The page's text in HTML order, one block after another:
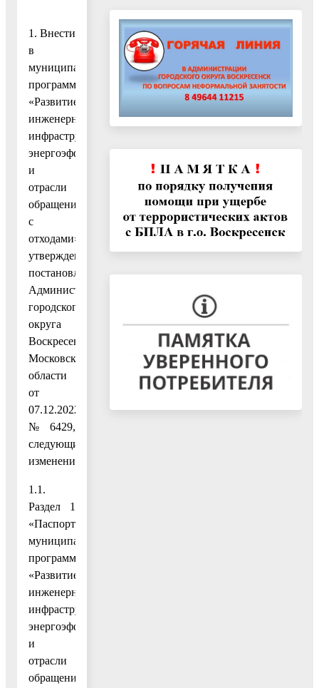
1. Внести
в
муниципальную
программу
«Развитие
инженерной
инфраструктуры,
энергоэффективности
и
отрасли
обращения
с
отходами»,
утвержденную
постановлением
Администрации
городского
округа
Воскресенск
Московской
области
от
07.12.2022
№ 6429,
следующие
изменения:
1.1.
Раздел 1
«Паспорт
муниципальной
программы
«Развитие
инженерной
инфраструктуры,
энергоэффективности
и
отрасли
обращения